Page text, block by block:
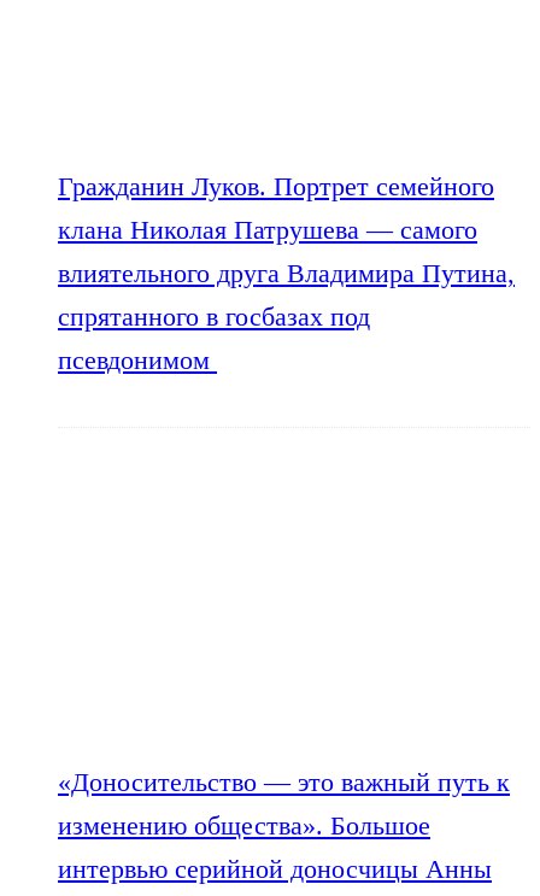
Гражданин Луков. Портрет семейного
клана Николая Патрушева — самого
влиятельного друга Владимира Путина,
спрятанного в госбазах под
псевдонимом
«Доносительство — это важный путь к
изменению общества». Большое
интервью серийной доносчицы Анны